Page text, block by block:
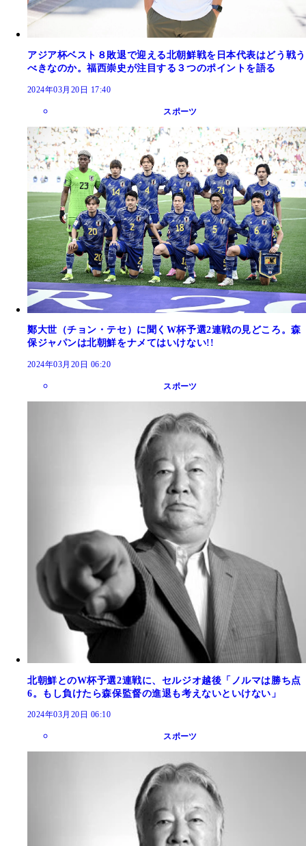
アジア杯ベスト８敗退で迎える北朝鮮戦を日本代表はどう戦う
べきなのか。福西崇史が注目する３つのポイントを語る
2024年03月20日 17:40
スポーツ
鄭大世（チョン・テセ）に聞くW杯予選2連戦の見どころ。森
保ジャパンは北朝鮮をナメてはいけない!!
2024年03月20日 06:20
スポーツ
北朝鮮とのW杯予選2連戦に、セルジオ越後「ノルマは勝ち点
6。もし負けたら森保監督の進退も考えないといけない」
2024年03月20日 06:10
スポーツ